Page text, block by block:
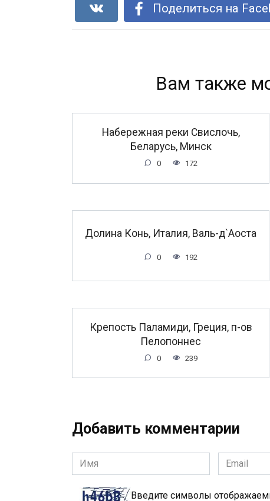
Поделиться на
Вам также
Набережная реки Свислочь,
Беларусь, Минск
0 172
Долина Конь, Италия, Валь-д`Аоста
0 192
Крепость Паламиди, Греция, п-ов
Пелопоннес
0 239
Добавить комментарии
Имя
*
Email
*
Введите символы